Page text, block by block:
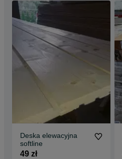
Deska elewacyjna
softline
49 zł